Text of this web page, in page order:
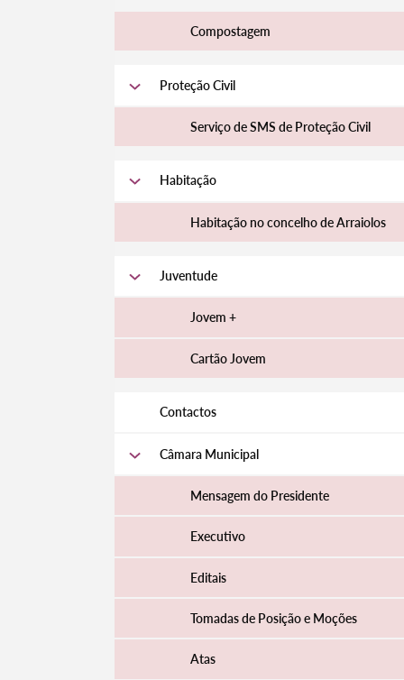
Compostagem
Proteção Civil
Serviço de SMS de Proteção Civil
Habitação
Habitação no concelho de Arraiolos
Juventude
Jovem +
Cartão Jovem
Contactos
Câmara Municipal
Mensagem do Presidente
Executivo
Editais
Tomadas de Posição e Moções
Atas